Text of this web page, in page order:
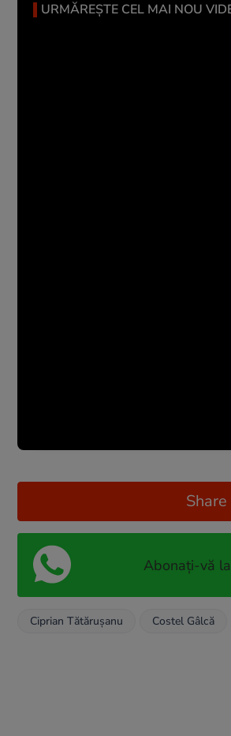
URMĂREȘTE CEL MAI NOU
Share
Abonați-vă
Ciprian Tătăruşanu Costel Gâlcă